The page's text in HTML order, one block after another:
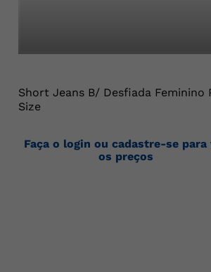
Short Jeans B/ Desfiada Feminino
Size
Faça o login ou cadastre-se para
os preços